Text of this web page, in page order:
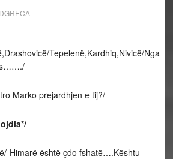
DGRECA
Tepelenë,Kardhiq,Nivicë/Nga
Marko prejardhjen e tij?/
Himarë është çdo fshatë….Kështu